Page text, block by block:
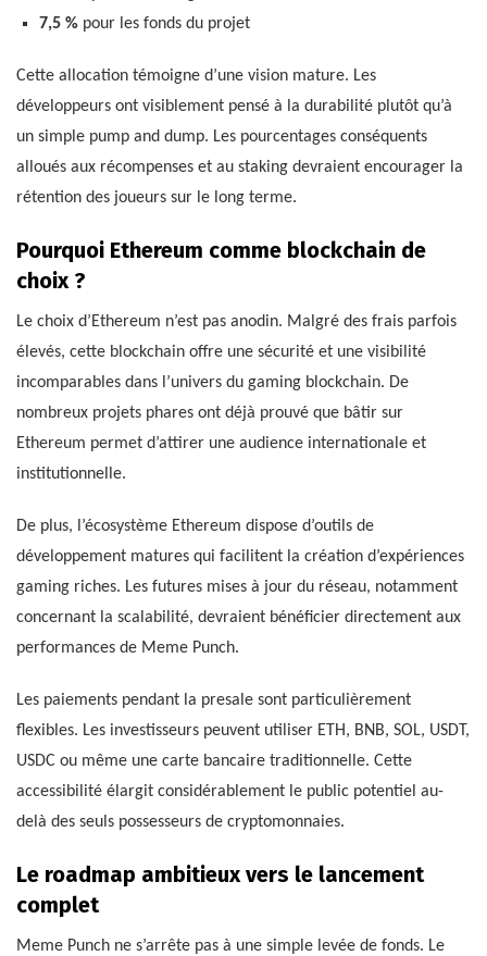
7,5 %pour les fonds du projet
Cette allocation témoigne d’une vision mature. Les
développeurs ont visiblement pensé à la durabilité plutôt qu’à
un simple pump and dump. Les pourcentages conséquents
alloués aux récompenses et au staking devraient encourager la
rétention des joueurs sur le long terme.
Pourquoi Ethereum comme blockchain de
choix ?
Le choix d’Ethereum n’est pas anodin. Malgré des frais parfois
élevés, cette blockchain offre une sécurité et une visibilité
incomparables dans l’univers du gaming blockchain. De
nombreux projets phares ont déjà prouvé que bâtir sur
Ethereum permet d’attirer une audience internationale et
institutionnelle.
De plus, l’écosystème Ethereum dispose d’outils de
développement matures qui facilitent la création d’expériences
gaming riches. Les futures mises à jour du réseau, notamment
concernant la scalabilité, devraient bénéficier directement aux
performances de Meme Punch.
Les paiements pendant la presale sont particulièrement
flexibles. Les investisseurs peuvent utiliser ETH, BNB, SOL, USDT,
USDC ou même une carte bancaire traditionnelle. Cette
accessibilité élargit considérablement le public potentiel au-
delà des seuls possesseurs de cryptomonnaies.
Le roadmap ambitieux vers le lancement
complet
Meme Punch ne s’arrête pas à une simple levée de fonds. Le